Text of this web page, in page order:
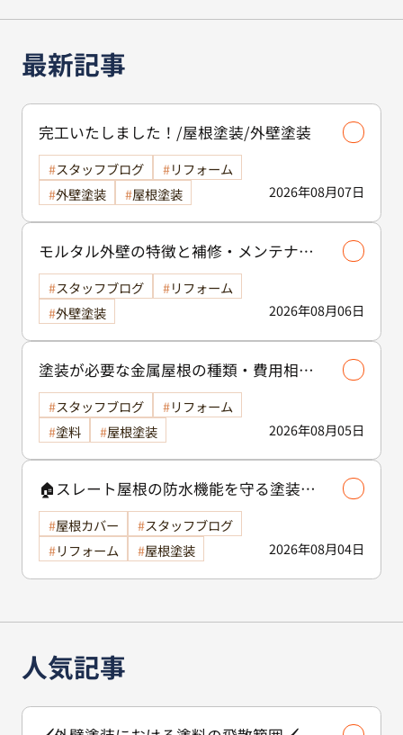
最新記事
完工いたしました！/屋根塗装/外壁塗装
2026年08月07日
スタッフブログ
リフォーム
外壁塗装
屋根塗装
モルタル外壁の特徴と補修・メンテナン
ス方法を徹底解説！/外壁塗装
2026年08月06日
スタッフブログ
リフォーム
外壁塗装
塗装が必要な金属屋根の種類・費用相場
等解説いたします🖊️
2026年08月05日
スタッフブログ
リフォーム
塗料
屋根塗装
🏠スレート屋根の防水機能を守る塗装の
役割🏠/屋根塗装
2026年08月04日
屋根カバー
スタッフブログ
リフォーム
屋根塗装
人気記事